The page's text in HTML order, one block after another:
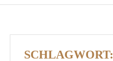
SCHLAGWORT: